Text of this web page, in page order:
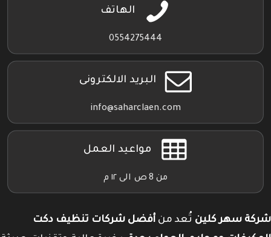
الهاتف
0554275444
البريد الالكترونى
info@saharclaen.com
مواعيد العمل
من 8 ص الى ١٢ م
شركة سهر كلين تُعد من أفضل شركات تنظيف دكت